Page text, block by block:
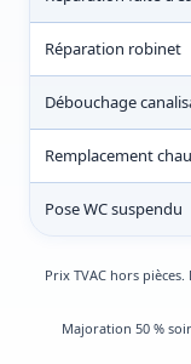
Réparation robinet
Débouchage
Remplacement
Pose WC suspendu
Prix TVAC hors
Majoration 50 %